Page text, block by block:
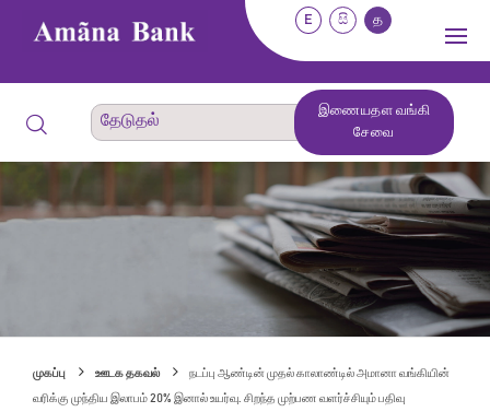
E සි த
இணையதள வங்கி
சேவை
முகப்பு ஊடக தகவல் நடப்பு ஆண்டின் முதல் காலாண்டில் அமானா வங்கியின்
வரிக்கு முந்திய இலாபம் 20% இனால் உயர்வு. சிறந்த முற்பண வளர்ச்சியும் பதிவு